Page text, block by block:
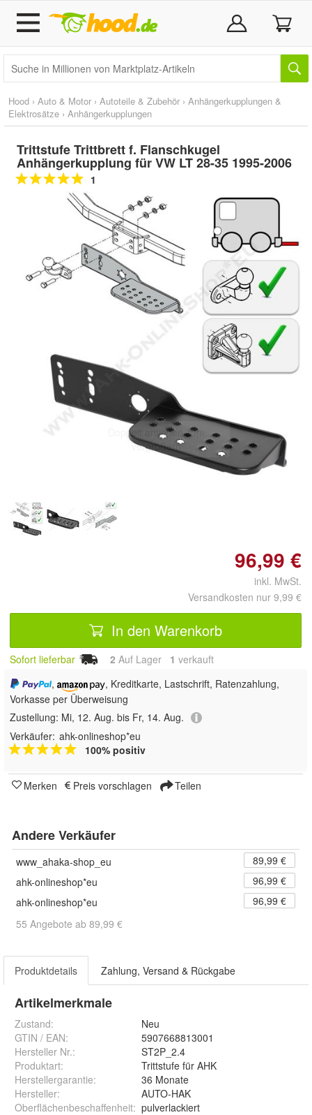
Hood › Auto & Motor › Autoteile & Zubehör › Anhängerkupplungen &
Elektrosätze › Anhängerkupplungen
Trittstufe Trittbrett f. Flanschkugel
Anhängerkupplung für VW LT 28-35 1995-2006
1
Doppelt antippen zum
vergrößern
96,99 €
inkl. MwSt.
Versandkosten nur 9,99 €
In den Warenkorb
Sofort lieferbar 2 Auf Lager 1 verkauft
,
, Kreditkarte, Lastschrift, Ratenzahlung,
Vorkasse per Überweisung
Zustellung: Mi, 12. Aug. bis Fr, 14. Aug.
Verkäufer: ahk-onlineshop*eu
100% positiv
Merken Preis vorschlagen Teilen
Andere Verkäufer
www_ahaka-shop_eu
89,99 €
ahk-onlineshop*eu
96,99 €
ahk-onlineshop*eu
96,99 €
55 Angebote ab 89,99 €
Produktdetails Zahlung, Versand & Rückgabe
Artikelmerkmale
Zustand:
Neu
GTIN / EAN:
5907668813001
Hersteller Nr.:
ST2P_2.4
Produktart:
Trittstufe für AHK
Herstellergarantie:
36 Monate
Hersteller:
AUTO-HAK
Oberflächenbeschaffenheit: pulverlackiert